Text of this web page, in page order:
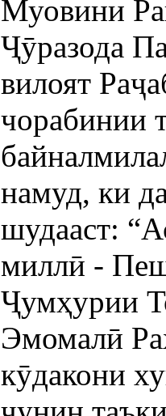
Муовини
Ҷӯразода
вилоят
чорабинии
намуд, ки
шудааст:
миллӣ -
Ҷумҳурии
Эмомалӣ
кӯдакони